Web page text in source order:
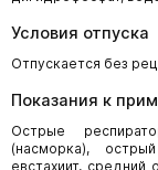
Условия отпуска
Отпускается без
Показания к
Острые
(насморка),
евстахиит, средний